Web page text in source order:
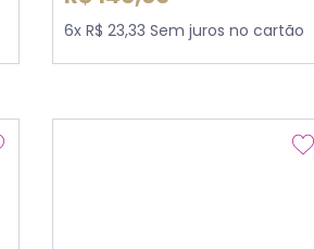
6x R$ 23,33 Sem juros no cartão